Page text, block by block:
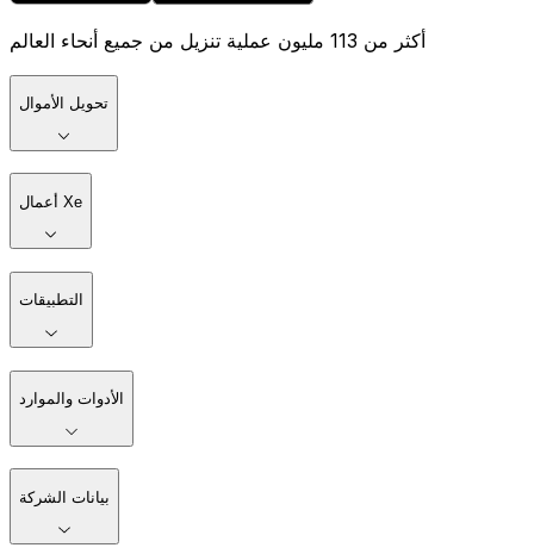
أكثر من 113 مليون عملية تنزيل من جميع أنحاء العالم
تحويل الأموال
أعمال Xe
التطبيقات
الأدوات والموارد
بيانات الشركة